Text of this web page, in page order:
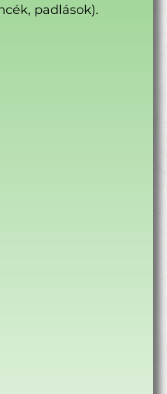
padlások).